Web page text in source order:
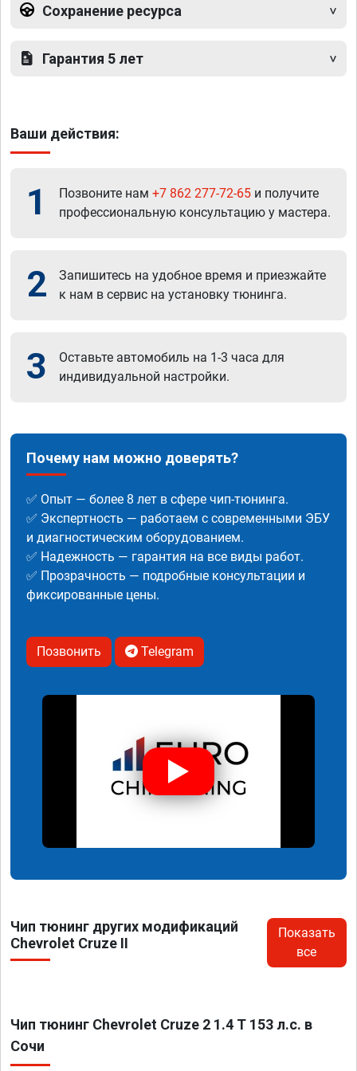
Сохранение ресурса
Гарантия 5 лет
Ваши действия:
1 Позвоните нам +7 862 277-72-65 и получите
профессиональную консультацию у мастера.
2
Запишитесь на удобное время и приезжайте
к нам в сервис на установку тюнинга.
3
Оставьте автомобиль на 1-3 часа для
индивидуальной настройки.
Почему нам можно доверять?
✅ Опыт — более 8 лет в сфере чип-тюнинга.
✅ Экспертность — работаем с современными ЭБУ
и диагностическим оборудованием.
✅ Надежность — гарантия на все виды работ.
✅ Прозрачность — подробные консультации и
фиксированные цены.
Позвонить Telegram
Чип тюнинг других модификаций
Chevrolet Cruze II
Показать
все
Чип тюнинг Chevrolet Cruze 2 1.4 T 153 л.с. в
Сочи